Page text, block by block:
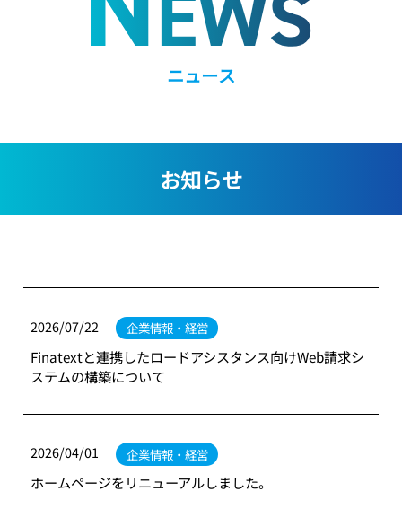
ニュース
お知らせ
2026/07/22 企業情報・経営
Finatextと連携したロードアシスタンス向けWeb請求シ
ステムの構築について
2026/04/01 企業情報・経営
ホームページをリニューアルしました。